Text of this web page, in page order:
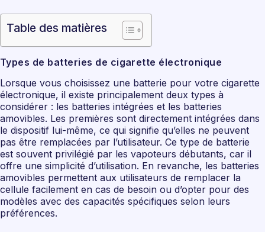
Table des matières
Types de batteries de cigarette électronique
Lorsque vous choisissez une batterie pour votre cigarette
électronique, il existe principalement deux types à
considérer : les batteries intégrées et les batteries
amovibles. Les premières sont directement intégrées dans
le dispositif lui-même, ce qui signifie qu’elles ne peuvent
pas être remplacées par l’utilisateur. Ce type de batterie
est souvent privilégié par les vapoteurs débutants, car il
offre une simplicité d’utilisation. En revanche, les batteries
amovibles permettent aux utilisateurs de remplacer la
cellule facilement en cas de besoin ou d’opter pour des
modèles avec des capacités spécifiques selon leurs
préférences.